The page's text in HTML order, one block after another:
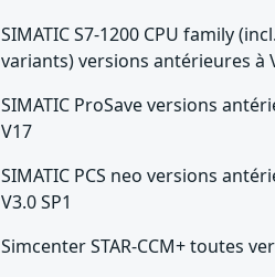
SIMATIC S7-1200 CPU family
variants) versions antérieures à
SIMATIC ProSave versions
V17
SIMATIC PCS neo versions
V3.0 SP1
Simcenter STAR-CCM+ toutes